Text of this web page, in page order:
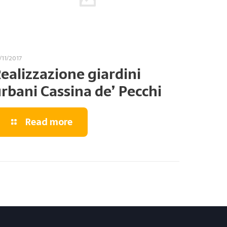
2017
giardini
Cassina de’ Pecchi
Read more